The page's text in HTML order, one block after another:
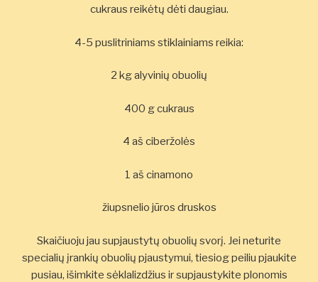
cukraus reikėtų dėti daugiau.
4-5 puslitriniams stiklainiams reikia:
2 kg alyvinių obuolių
400 g cukraus
4 aš ciberžolės
1 aš cinamono
žiupsnelio jūros druskos
Skaičiuoju jau supjaustytų obuolių svorį. Jei neturite
specialių įrankių obuolių pjaustymui, tiesiog peiliu pjaukite
pusiau, išimkite sėklalizdžius ir supjaustykite plonomis